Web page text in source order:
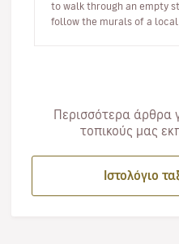
to walk through an empty
follow the murals of a
Περισσότερα άρθρα
τοπικούς μας
Ιστολόγιο